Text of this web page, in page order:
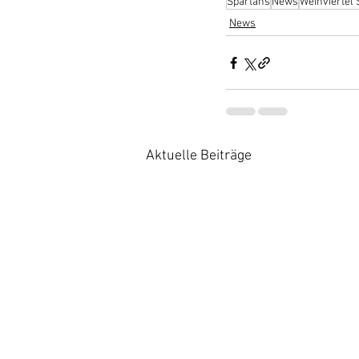
News
Aktuelle Beiträge